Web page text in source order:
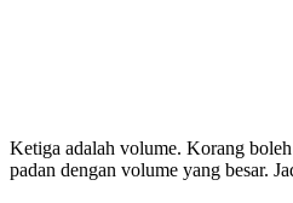
Ketiga adalah volume. Korang
padan dengan volume yang besar.